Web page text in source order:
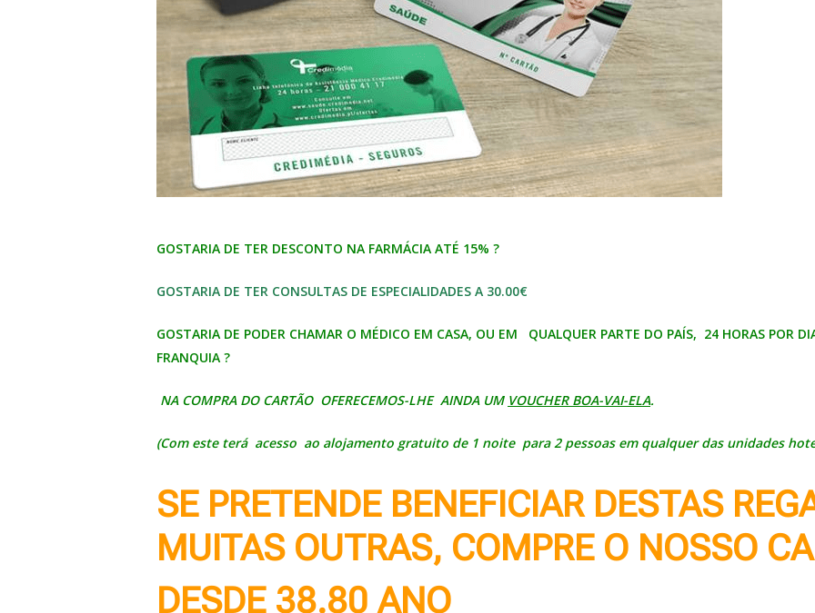
GOSTARIA DE TER DESCONTO NA FARMÁCIA ATÉ 15% ?
GOSTARIA DE TER CONSULTAS DE ESPECIALIDADES A 30.00€
GOSTARIA DE PODER CHAMAR O MÉDICO EM CASA, OU EM QUALQUER PARTE DO PAÍS, 24 HORAS POR
FRANQUIA ?
NA COMPRA DO CARTÃO OFERECEMOS-LHE AINDA UM VOUCHER BOA-VAI-ELA.
(Com este terá acesso ao alojamento gratuito de 1 noite para 2 pessoas em qualquer das unidades
SE PRETENDE BENEFICIAR DESTAS
MUITAS OUTRAS, COMPRE O NOSSO
DESDE 38.80 ANO